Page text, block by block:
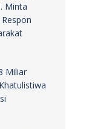
Minta
Miliar